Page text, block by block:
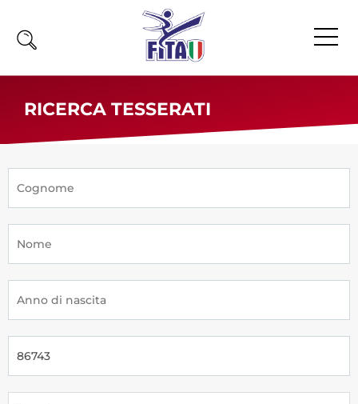
News
Olimpiadi
Atleti Poomsae e Freestyle
Tesseramento
RICERCA TESSERATI